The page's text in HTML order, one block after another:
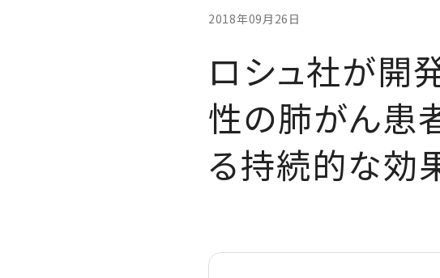
2018年09月26日
ロシュ社が
性の肺がん患
る持続的な効